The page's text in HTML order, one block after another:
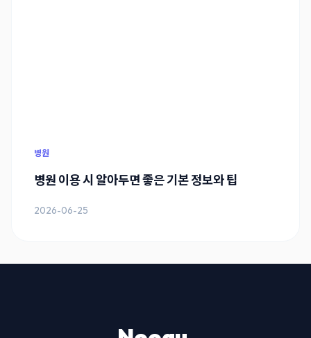
병원
병원 이용 시 알아두면 좋은 기본 정보와 팁
2026-06-25